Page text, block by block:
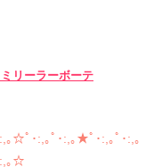
リーラーボーテ
｡☆ﾟ･:,｡ﾟ･:,｡★ﾟ･:,｡ﾟ･:,｡
｡☆